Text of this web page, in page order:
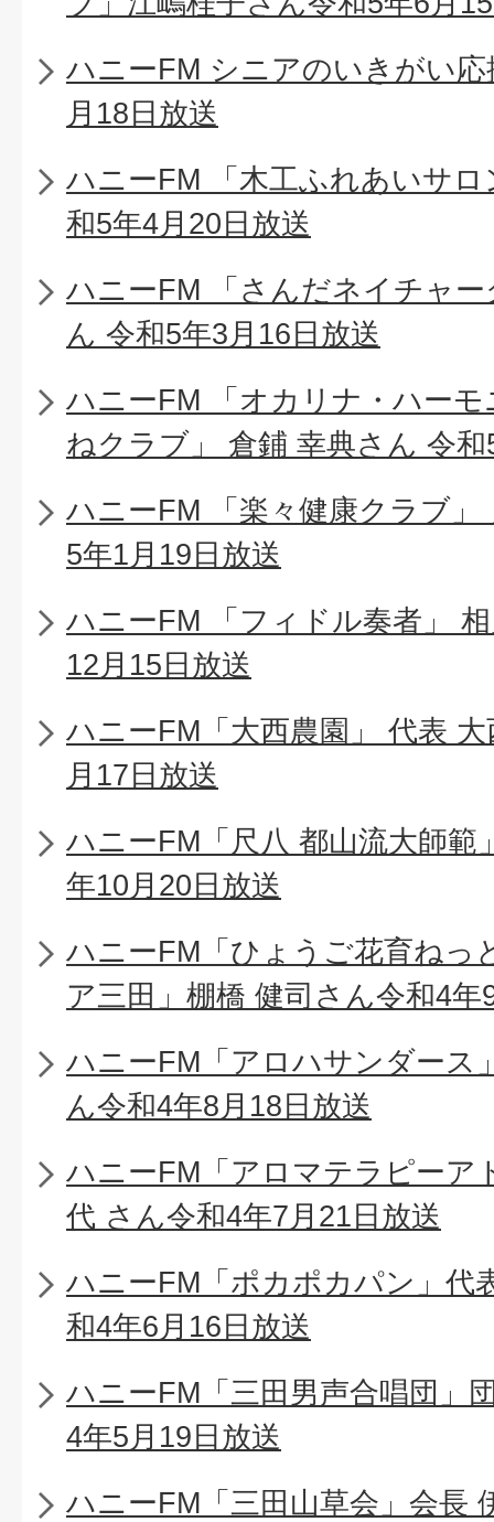
ハニーFM シニアのいきがい
月18日放送
ハニーFM 「木工ふれあいサ
和5年4月20日放送
ハニーFM 「さんだネイチャ
ん 令和5年3月16日放送
ハニーFM 「オカリナ・ハー
ねクラブ」 倉鋪 幸典さん 令
ハニーFM 「楽々健康クラブ
5年1月19日放送
ハニーFM 「フィドル奏者」
12月15日放送
ハニーFM「大西農園」 代表
月17日放送
ハニーFM「尺八 都山流大師範
年10月20日放送
ハニーFM「ひょうご花育ねっ
ア三田」棚橋 健司さん令和4年
ハニーFM「アロハサンダース
ん令和4年8月18日放送
ハニーFM「アロマテラピーア
代 さん令和4年7月21日放送
ハニーFM「ポカポカパン」代
和4年6月16日放送
ハニーFM「三田男声合唱団」
4年5月19日放送
ハニーFM「三田山草会」会長